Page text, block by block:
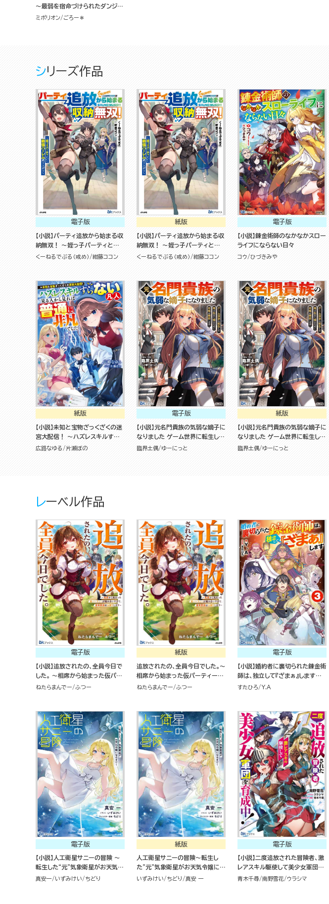
～最弱を宿命づけられたダンジョ
ン探索者《シーカー》、二十五年の
ミポリオン ごろー＊
シリーズ作品
電子版
【小説】パーティ追放から始まる収
納無双！ ～姪っ子パーティといく
最強ハーレム成り上がり～
くーねるでぶる（戒め） 紺藤ココン
紙版
【小説】パーティ追放から始まる収
納無双！ ～姪っ子パーティといく
最強ハーレム成り上がり～
くーねるでぶる（戒め） 紺藤ココン
電子版
【小説】錬金術師のなかなかスロー
ライフにならない日々
コウ ひづきみや
紙版
【小説】未知と宝物ざっくざくの迷
宮大配信！ ～ハズレスキルすら
ない凡人、見る人から見れば普通
広路なゆる 片瀬ぼの
電子版
【小説】元名門貴族の気弱な嫡子に
なりました ゲーム世界に転生した
俺は生きて帰るために攻略を開始
臨界土偶 ゆーにっと
紙版
【小説】元名門貴族の気弱な嫡子に
なりました ゲーム世界に転生した
俺は生きて帰るために攻略を開始
臨界土偶 ゆーにっと
レーベル作品
電子版
【小説】追放されたの、全員今日で
した。 ～相席から始まった仮パー
ティーが噛み合いすぎて、復帰要
ねたらまんでー ふつー
紙版
追放されたの、全員今日でした。～
相席から始まった仮パーティーが
噛み合いすぎて、復帰要請はお断
ねたらまんでー ふつー
電子版
【小説】婚約者に裏切られた錬金術
師は、独立して『ざまぁ』します
（3）
すたひろ Y.A
電子版
【小説】人工衛星サニーの冒険 ～
転生した“元”気象衛星がお天気令
嬢になるまで～
真安一 いずみけい ちどり
紙版
人工衛星サニーの冒険～転生し
た"元"気象衛星がお天気令嬢にな
るまで～
いずみけい ちどり 真安 一
電子版
【小説】二度追放された冒険者、激
レアスキル駆使して美少女軍団を
育成中！
青木千尋 南野雪花 ウラシマ